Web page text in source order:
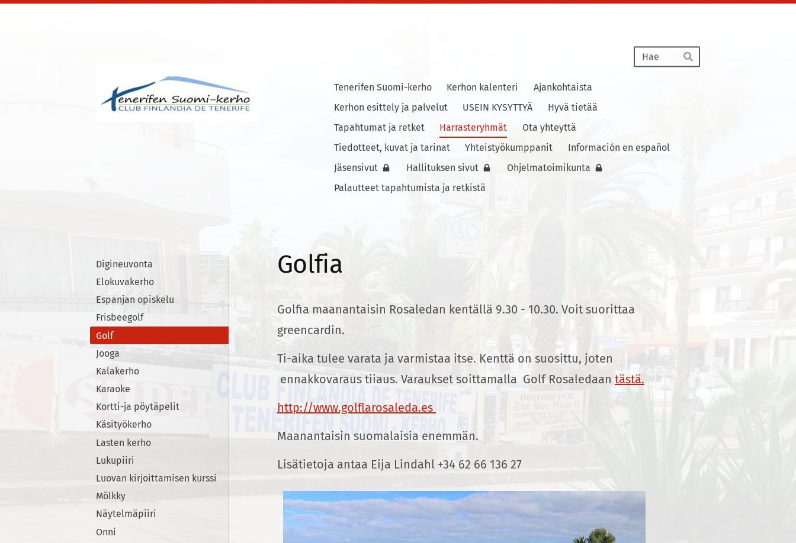
Hae
Tenerifen Suomi-kerho
Tenerifen Suomi-kerho Kerhon kalenteri
Ajankohtaista
Kerhon esittely ja palvelut
USEIN KYSYTTYÄ
Hyvä tietää
Tapahtumat ja retket
Harrasteryhmät
Ota yhteyttä
Tiedotteet, kuvat ja tarinat
Yhteistyökumppanit
Información en español
Jäsensivut
Hallituksen sivut
Ohjelmatoimikunta
Palautteet tapahtumista ja retkistä
Digineuvonta
Elokuvakerho
Espanjan opiskelu
Frisbeegolf
Golf
Jooga
Kalakerho
Karaoke
Kortti-ja pöytäpelit
Käsityökerho
Lasten kerho
Lukupiiri
Luovan kirjoittamisen kurssi
Mölkky
Näytelmäpiiri
Onni
Golfia
Golfia maanantaisin Rosaledan kentällä 9.30 - 10.30. Voit suorittaa
greencardin.
Ti-aika tulee varata ja varmistaa itse. Kenttä on suosittu, joten
ennakkovaraus tiiaus. Varaukset soittamalla Golf Rosaledaantästä.
http://www.golflarosaleda.es
Maanantaisin suomalaisia enemmän.
Lisätietoja antaa Eija Lindahl +34 62 66 136 27